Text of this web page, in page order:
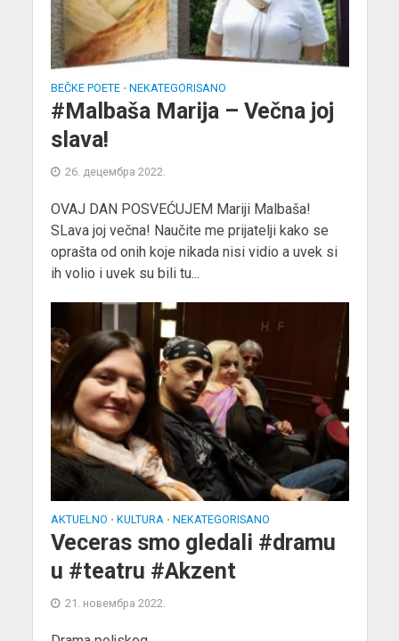
BEČKE POETE • NEKATEGORISANO
#Malbaša Marija – Večna joj
slava!
26. децембра 2022.
OVAJ DAN POSVEĆUJEM Mariji Malbaša!
SLava joj večna! Naučite me prijatelji kako se
oprašta od onih koje nikada nisi vidio a uvek si
ih volio i uvek su bili tu...
AKTUELNO • KULTURA • NEKATEGORISANO
Veceras smo gledali #dramu
u #teatru #Akzent
21. новембра 2022.